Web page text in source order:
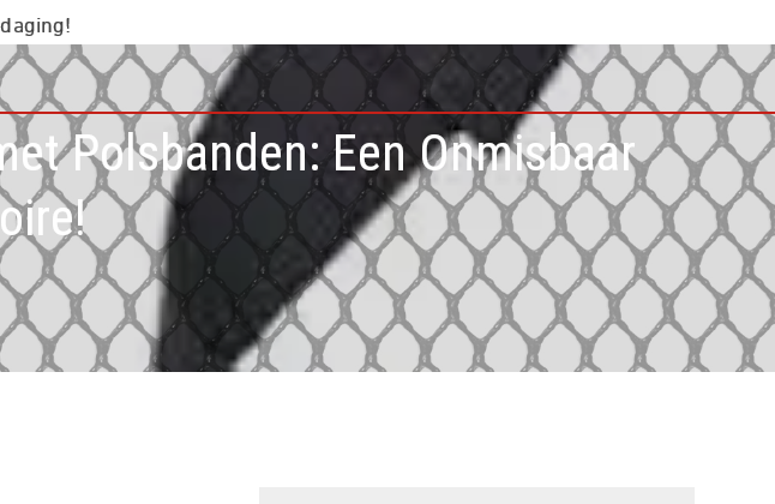
Polsbanden: Een Onmisbaar